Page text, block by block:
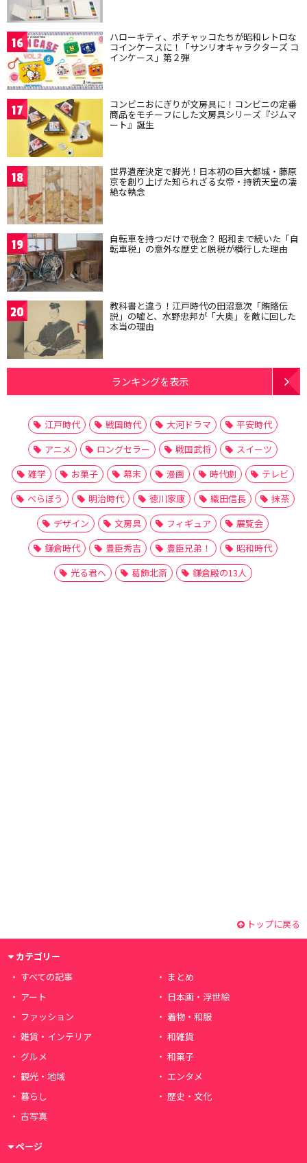
16 ハローキティ、ポチャッコたちが昭和レトロな
コインケースに！「サンリオキャラクターズ コ
インケース」第２弾
17 コンビニおにぎりが文房具に！コンビニの定番
商品をモチーフにした文房具シリーズ『ジムマ
ート』誕生
18 世界遺産決定で脚光！日本初の巨大都城・藤原
京を創り上げた知られざる女帝・持統天皇の凄
絶な執念
19 自転車を持つだけで税金？ 昭和まで続いた「自
転車税」の意外な歴史と脱税が横行した理由
20 教科書と違う！江戸時代の田沼意次「賄賂伝
説」の嘘と、水野忠邦が「大奥」を敵に回した
本当の理由
ランキングを表示
江戸時代 戦国時代 大河ドラマ
平安時代
アニメ
ロングセラー 戦国武将
スイーツ
雑学
お菓子 幕末 漫画 時代劇
テレビ
べらぼう
明治時代 徳川家康 織田信長
抹茶
デザイン
文房具 フィギュア
展覧会
鎌倉時代
豊臣秀吉 豊臣兄弟！
昭和時代
光る君へ
葛飾北斎 鎌倉殿の13人
トップに戻る
カテゴリー
すべての記事
まとめ
アート
日本画・浮世絵
ファッション
着物・和服
雑貨・インテリア
和雑貨
グルメ
和菓子
観光・地域
エンタメ
暮らし
歴史・文化
古写真
ページ